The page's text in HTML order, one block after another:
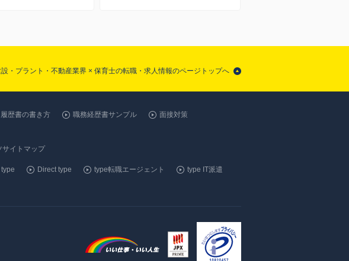
・プラント・不動産業界 × 保育士の転職・求人情報のページトップへ
履歴書の書き方 職務経歴書サンプル
面接対策
サイトマップ
Direct type type転職エージェント
type IT派遣